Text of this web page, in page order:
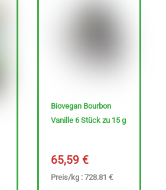
Biovegan Bourbon
Vanille 6 Stück zu 15 g
65,59€
Preis/kg : 728.81 €